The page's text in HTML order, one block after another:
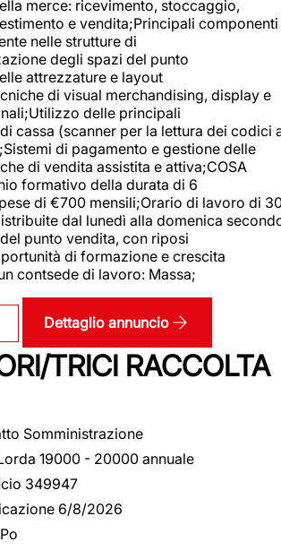
merce: ricevimento, stoccaggio,
e vendita;Principali componenti
nelle strutture di
degli spazi del punto
attrezzature e layout
di visual merchandising, display e
delle principali
cassa (scanner per la lettura dei codici
di pagamento e gestione delle
di vendita assistita e attiva;COSA
formativo della durata di 6
di €700 mensili;Orario di lavoro di
dal lunedì alla domenica
punto vendita, con riposi
di formazione e crescita
contsede di lavoro: Massa;
Dettaglio annuncio
TRICI RACCOLTA
Somministrazione
19000 - 20000 annuale
349947
6/8/2026